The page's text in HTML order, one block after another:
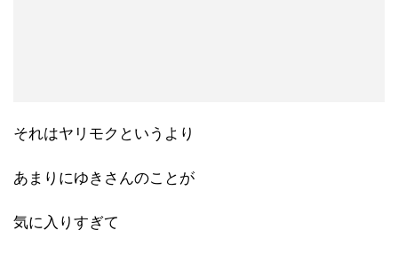
それはヤリモクというより
あまりにゆきさんのことが
気に入りすぎて